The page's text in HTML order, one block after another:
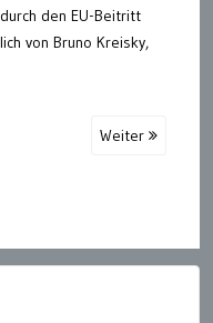
den EU-Beitritt
von Bruno Kreisky,
Weiter